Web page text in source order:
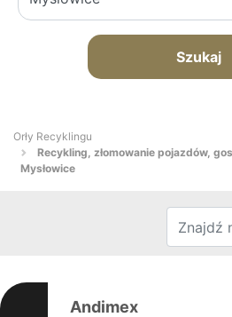
Szukaj
Orły Recyklingu
Recykling, złomowanie pojazdów,
Mysłowice
Andimex